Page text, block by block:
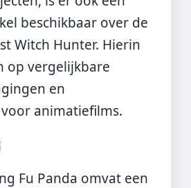
beschikbaar over de
Witch Hunter. Hierin
op vergelijkbare
en
animatiefilms.
Fu Panda omvat een